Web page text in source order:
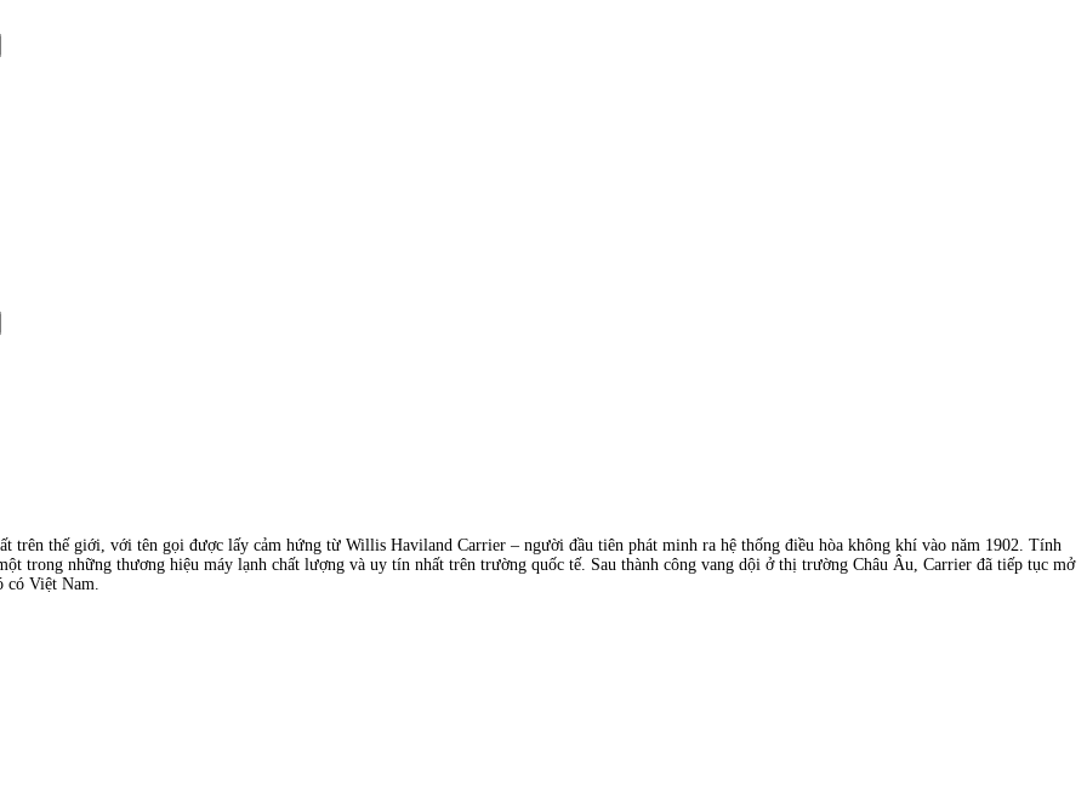
trên thế giới, với tên gọi được lấy cảm hứng từ Willis Haviland Carrier – người đầu tiên phát minh ra hệ thống điều hòa không khí vào năm 1902. Tính
trong những thương hiệu máy lạnh chất lượng và uy tín nhất trên trường quốc tế. Sau thành công vang dội ở thị trường Châu Âu, Carrier đã tiếp tục mở
Việt Nam.